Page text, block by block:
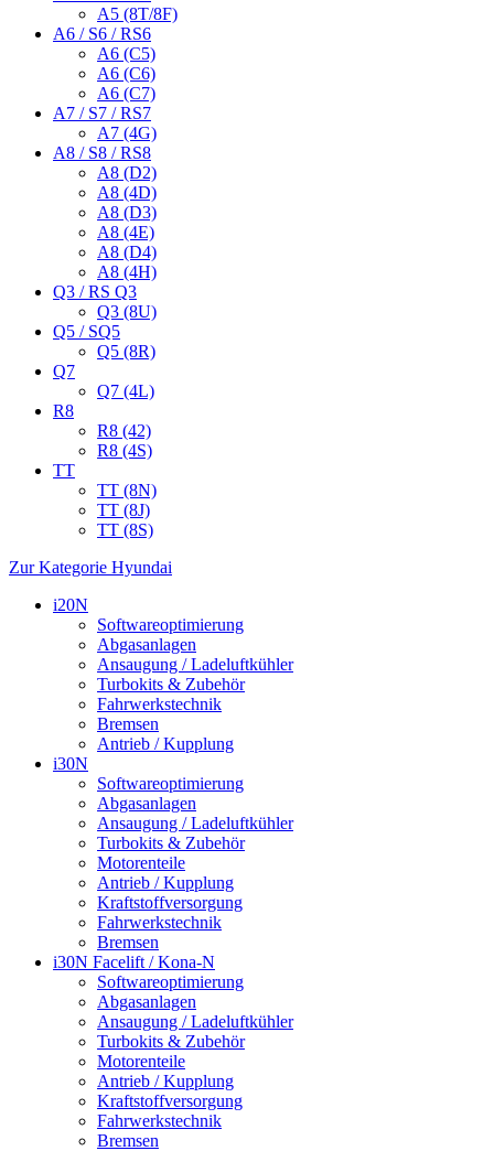
A5 (8T/8F)
A6 / S6 / RS6
A6 (C5)
A6 (C6)
A6 (C7)
A7 / S7 / RS7
A7 (4G)
A8 / S8 / RS8
A8 (D2)
A8 (4D)
A8 (D3)
A8 (4E)
A8 (D4)
A8 (4H)
Q3 / RS Q3
Q3 (8U)
Q5 / SQ5
Q5 (8R)
Q7
Q7 (4L)
R8
R8 (42)
R8 (4S)
TT
TT (8N)
TT (8J)
TT (8S)
Zur Kategorie Hyundai
i20N
Softwareoptimierung
Abgasanlagen
Ansaugung / Ladeluftkühler
Turbokits & Zubehör
Fahrwerkstechnik
Bremsen
Antrieb / Kupplung
i30N
Softwareoptimierung
Abgasanlagen
Ansaugung / Ladeluftkühler
Turbokits & Zubehör
Motorenteile
Antrieb / Kupplung
Kraftstoffversorgung
Fahrwerkstechnik
Bremsen
i30N Facelift / Kona-N
Softwareoptimierung
Abgasanlagen
Ansaugung / Ladeluftkühler
Turbokits & Zubehör
Motorenteile
Antrieb / Kupplung
Kraftstoffversorgung
Fahrwerkstechnik
Bremsen